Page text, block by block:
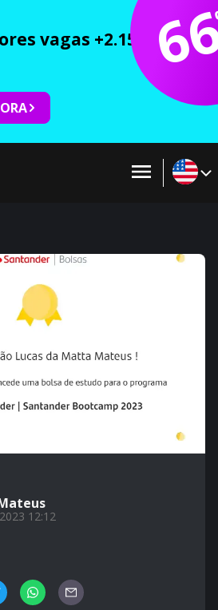
vagas +2.150 cursos
12:12